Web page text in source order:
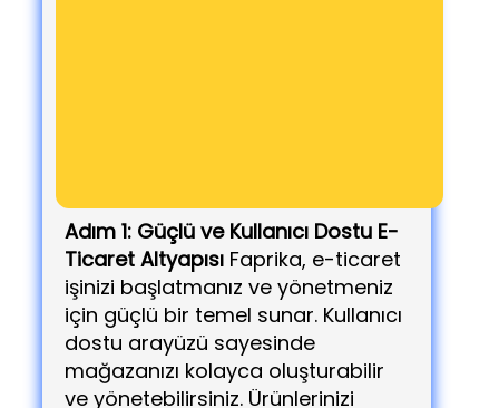
Adım 1: Güçlü ve Kullanıcı Dostu E-
Ticaret AltyapısıFaprika, e-ticaret
işinizi başlatmanız ve yönetmeniz
için güçlü bir temel sunar. Kullanıcı
dostu arayüzü sayesinde
mağazanızı kolayca oluşturabilir
ve yönetebilirsiniz. Ürünlerinizi